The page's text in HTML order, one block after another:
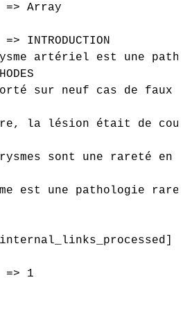
=> Array
=> INTRODUCTION
artériel est une
sur neuf cas de faux
la lésion était de
sont une rareté
est une pathologie
=> 1